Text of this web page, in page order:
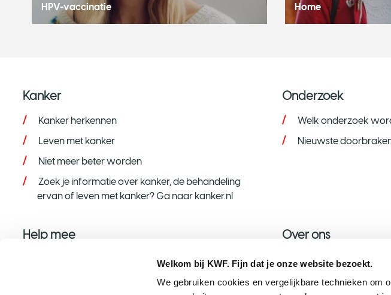
Welkom bij KWF. Fijn dat je onze website bezoekt.
We gebruiken cookies en vergelijkbare technieken om
HPV-vaccinatie Home
Kanker
Kanker herkennen
Leven met kanker
Niet meer beter worden
Zoek je informatie over kanker, de behandeling
ervan of leven met kanker? Ga naar kanker.nl
Onderzoek
Welk onderzoek
Nieuwste
Help mee Over ons
Over KWF
Nieuws